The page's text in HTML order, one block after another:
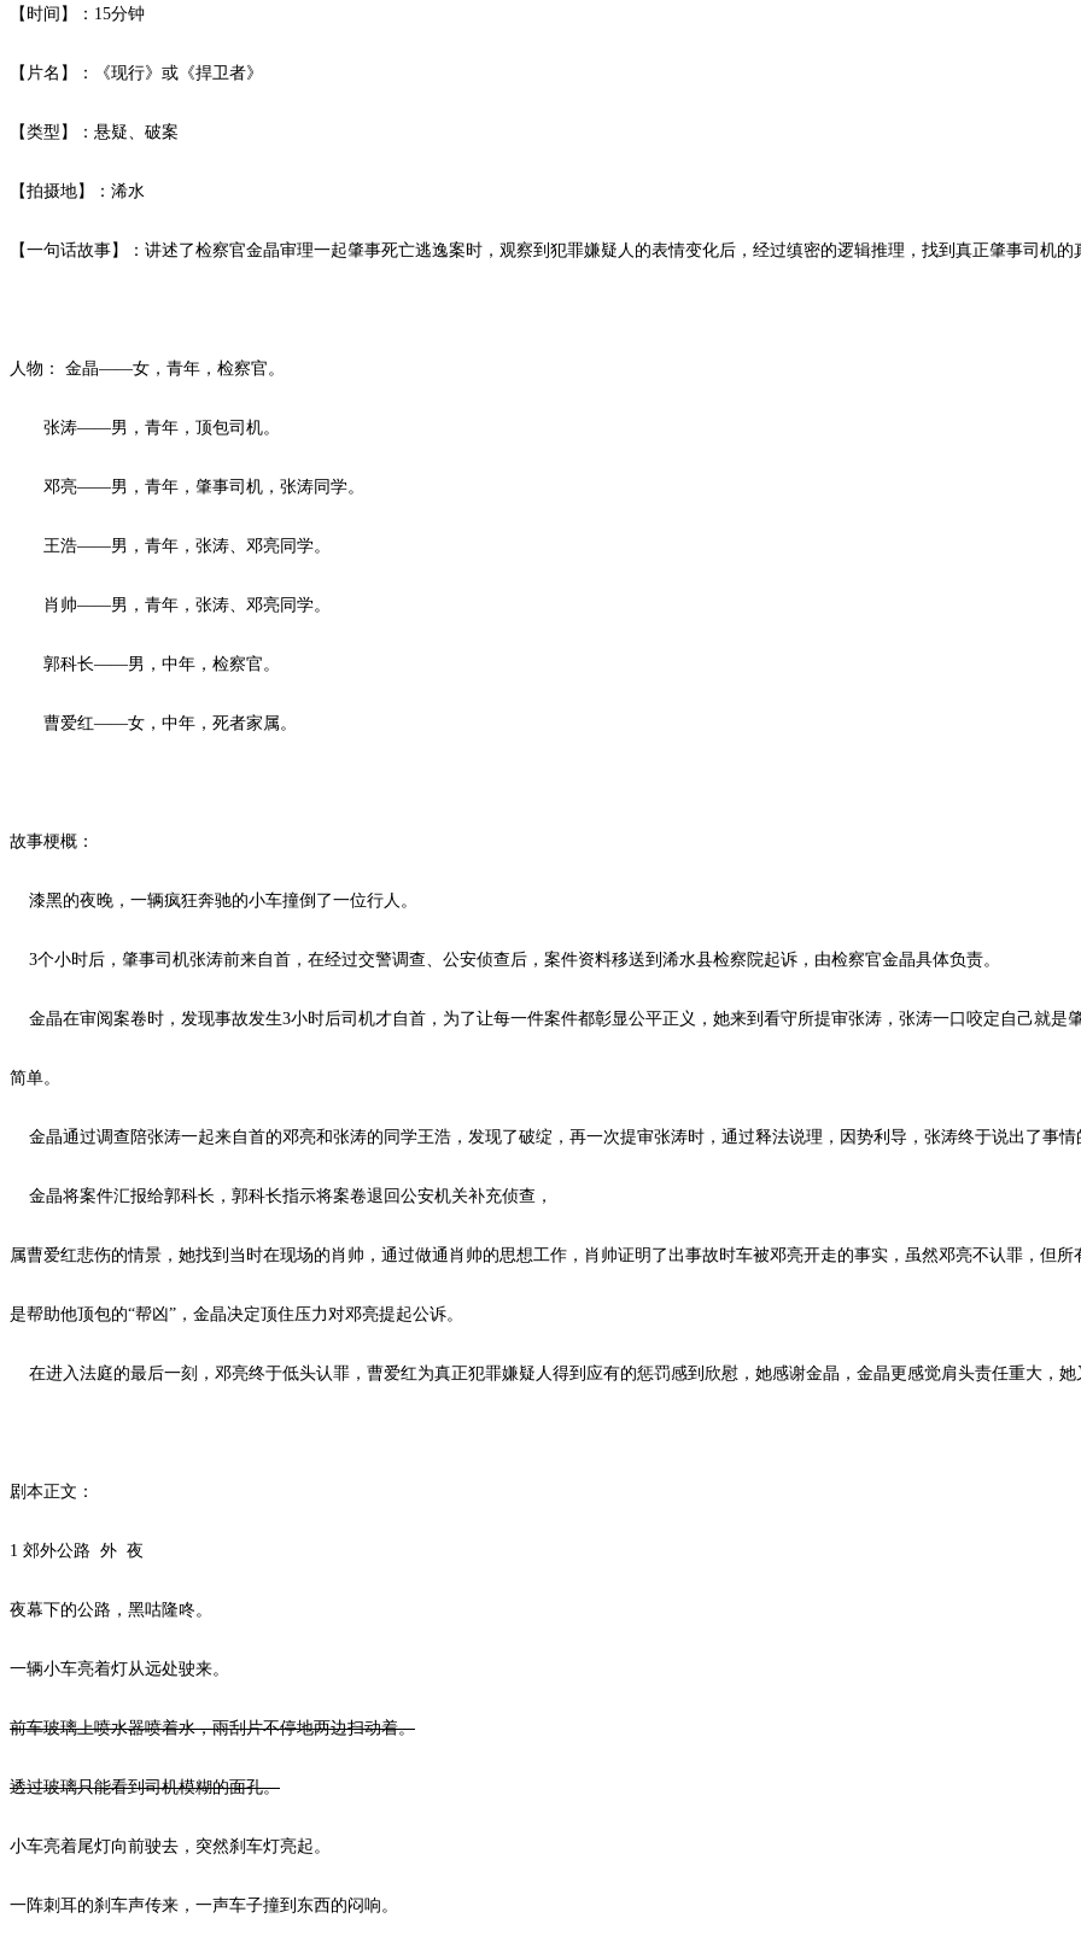
【时间】： 15分钟
【片名】：《现行》或《捍卫者》
【类型】：悬疑、破案
【拍摄地】：浠水
【一句话故事】：讲述了检察官金晶审理一起肇事死亡逃逸案时，观察到犯罪嫌疑人的表情变化后，经过缜密的逻辑推理，找到真正肇事司机的
人物： 金晶——女，青年，检察官。
张涛——男，青年，顶包司机。
邓亮——男，青年，肇事司机，张涛同学。
王浩——男，青年，张涛、邓亮同学。
肖帅——男，青年，张涛、邓亮同学。
郭科长——男，中年，检察官。
曹爱红——女，中年，死者家属。
故事梗概：
漆黑的夜晚，一辆疯狂奔驰的小车撞倒了一位行人。
3个小时后，肇事司机张涛前来自首，在经过交警调查、公安侦查后，案件资料移送到浠水县检察院起诉，由检察官金晶具体负责。
金晶在审阅案卷时，发现事故发生3小时后司机才自首，为了让每一件案件都彰显公平正义，她来到看守所提审张涛，张涛一口咬定自己就
简单。
金晶通过调查陪张涛一起来自首的邓亮和张涛的同学王浩，发现了破绽，再一次提审张涛时，通过释法说理，因势利导，张涛终于说出了事情
金晶将案件汇报给郭科长，郭科长指示将案卷退回公安机关补充侦查，
属曹爱红悲伤的情景，她找到当时在现场的肖帅，通过做通肖帅的思想工作，肖帅证明了出事故时车被邓亮开走的事实，虽然邓亮不认罪，但
是帮助他顶包的“帮凶”，金晶决定顶住压力对邓亮提起公诉。
在进入法庭的最后一刻，邓亮终于低头认罪，曹爱红为真正犯罪嫌疑人得到应有的惩罚感到欣慰，她感谢金晶，金晶更感觉肩头责任重大，她
剧本正文：
1 郊外公路 外 夜
夜幕下的公路，黑咕隆咚。
一辆小车亮着灯从远处驶来。
前车玻璃上喷水器喷着水，雨刮片不停地两边扫动着。
透过玻璃只能看到司机模糊的面孔。
小车亮着尾灯向前驶去，突然刹车灯亮起。
一阵刺耳的刹车声传来，一声车子撞到东西的闷响。